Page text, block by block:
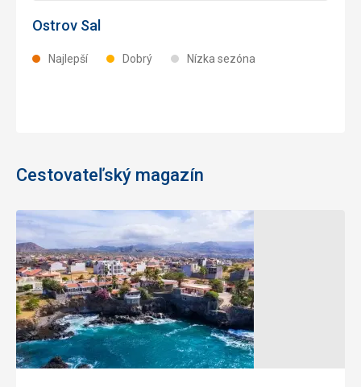
Ostrov Sal
Najlepší Dobrý Nízka sezóna
Cestovateľský magazín